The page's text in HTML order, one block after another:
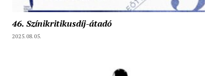
46. Színikritikusdíj-átadó
2025.08.05.